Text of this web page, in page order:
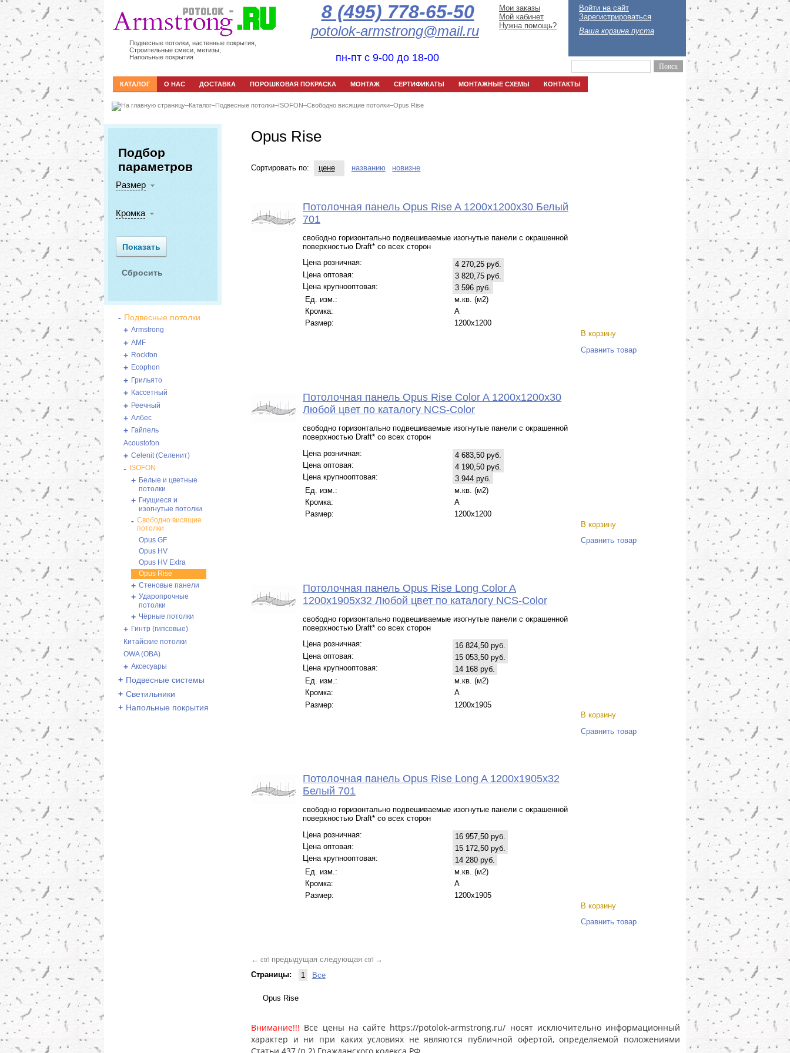
Подвесные потолки, настенные покрытия,
Строительные смеси, метизы,
Напольные покрытия
8 (495) 778-65-50
potolok-armstrong@mail.ru
пн-пт с 9-00 до 18-00
КАТАЛОГ О НАС ДОСТАВКА ПОРОШКОВАЯ ПОКРАСКА МОНТАЖ СЕРТИФИКАТЫ МОНТАЖНЫЕ СХЕМЫ КОНТАКТЫ
Мои заказы
Мой кабинет
Нужна помощь?
Войти на сайт
Зарегистрироваться
Ваша корзина пуста
–Каталог–Подвесные потолки–ISOFON–Свободно висящие потолки–Opus Rise
Подбор
параметров
Размер
Кромка
- Подвесные потолки
+ Armstrong
+ AMF
+ Rockfon
+ Ecophon
+ Грильято
+ Кассетный
+ Реечный
+ Албес
+ Гайпель
Acoustofon
+ Celenit (Селенит)
- ISOFON
+ Белые и цветные
потолки
+ Гнущиеся и
изогнутые потолки
- Свободно висящие
потолки
Opus GF
Opus HV
Opus HV Extra
Opus Rise
+ Стеновые панели
+ Ударопрочные
потолки
+ Чёрные потолки
+ Гинтр (гипсовые)
Китайские потолки
OWA (ОВА)
+ Аксесуары
+ Подвесные системы
+ Светильники
+ Напольные покрытия
Opus Rise
Сортировать по: цене названию новизне
Потолочная панель Opus Rise A 1200х1200x30 Белый
701
свободно горизонтально подвешиваемые изогнутые панели с окрашенной
поверхностью Draft* со всех сторон
Цена розничная:
4 270,25 руб.
Цена оптовая:
3 820,75 руб.
Цена крупнооптовая:
3 596 руб.
Ед. изм.:
м.кв. (м2)
Кромка:
A
Размер:
1200х1200
В корзину
Сравнить товар
Потолочная панель Opus Rise Color A 1200х1200x30
Любой цвет по каталогу NCS-Color
свободно горизонтально подвешиваемые изогнутые панели с окрашенной
поверхностью Draft* со всех сторон
Цена розничная:
4 683,50 руб.
Цена оптовая:
4 190,50 руб.
Цена крупнооптовая:
3 944 руб.
Ед. изм.:
м.кв. (м2)
Кромка:
A
Размер:
1200х1200
В корзину
Сравнить товар
Потолочная панель Opus Rise Long Color A
1200x1905x32 Любой цвет по каталогу NCS-Color
свободно горизонтально подвешиваемые изогнутые панели с окрашенной
поверхностью Draft* со всех сторон
Цена розничная:
16 824,50 руб.
Цена оптовая:
15 053,50 руб.
Цена крупнооптовая:
14 168 руб.
Ед. изм.:
м.кв. (м2)
Кромка:
A
Размер:
1200x1905
В корзину
Сравнить товар
Потолочная панель Opus Rise Long A 1200x1905x32
Белый 701
свободно горизонтально подвешиваемые изогнутые панели с окрашенной
поверхностью Draft* со всех сторон
Цена розничная:
16 957,50 руб.
Цена оптовая:
15 172,50 руб.
Цена крупнооптовая:
14 280 руб.
Ед. изм.:
м.кв. (м2)
Кромка:
A
Размер:
1200x1905
В корзину
Сравнить товар
← ctrl предыдущая следующая ctrl →
Страницы: 1 Все
Opus Rise
Внимание!!! Все цены на сайте https://potolok-armstrong.ru/ носят исключительно информационный
характер и ни при каких условиях не являются публичной офертой, определяемой положениями